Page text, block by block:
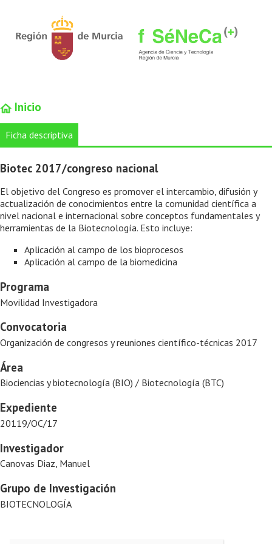
Inicio
Ficha descriptiva
Biotec 2017/congreso nacional
El objetivo del Congreso es promover el intercambio, difusión y
actualización de conocimientos entre la comunidad científica a
nivel nacional e internacional sobre conceptos fundamentales y
herramientas de la Biotecnología. Esto incluye:
Aplicación al campo de los bioprocesos
Aplicación al campo de la biomedicina
Programa
Movilidad Investigadora
Convocatoria
Organización de congresos y reuniones científico-técnicas 2017
Área
Biociencias y biotecnología (BIO) / Biotecnología (BTC)
Expediente
20119/OC/17
Investigador
Canovas Diaz, Manuel
Grupo de Investigación
BIOTECNOLOGÍA